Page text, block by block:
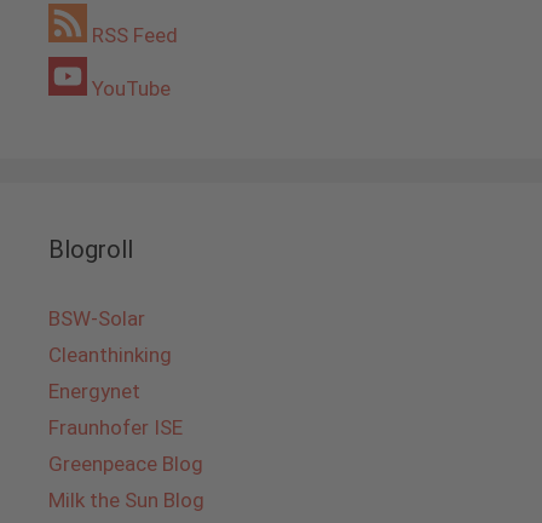
RSS Feed
YouTube
Blogroll
BSW-Solar
Cleanthinking
Energynet
Fraunhofer ISE
Greenpeace Blog
Milk the Sun Blog